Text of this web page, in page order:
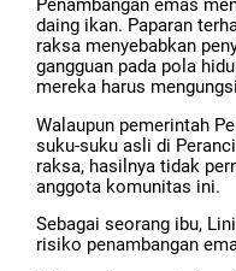
Penambangan emas
daing ikan. Paparan
raksa menyebabkan
gangguan pada pola
mereka harus
Walaupun pemerintah
suku-suku asli di
raksa, hasilnya tidak
anggota komunitas ini.
Sebagai seorang ibu,
risiko penambangan